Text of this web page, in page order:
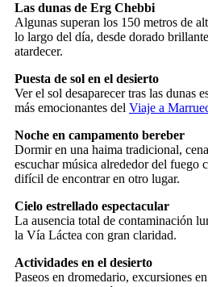
Las dunas de Erg Chebbi
Algunas superan los 150 metros de
lo largo del día, desde dorado
atardecer.
Puesta de sol en el desierto
Ver el sol desaparecer tras las dunas
más emocionantes del Viaje a
Noche en campamento bereber
Dormir en una haima tradicional,
escuchar música alrededor del fuego
difícil de encontrar en otro lugar.
Cielo estrellado espectacular
La ausencia total de contaminación
la Vía Láctea con gran claridad.
Actividades en el desierto
Paseos en dromedario, excursiones